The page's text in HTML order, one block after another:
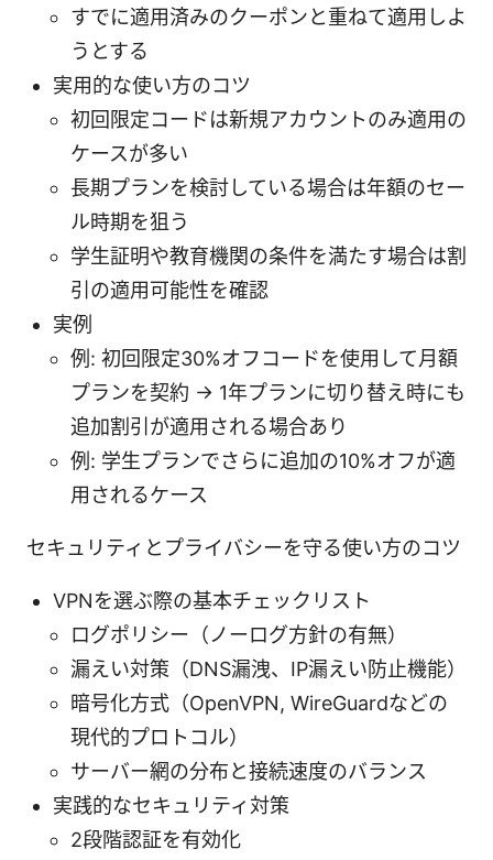
すでに適用済みのクーポンと重ねて適用しよ
うとする
実用的な使い方のコツ
初回限定コードは新規アカウントのみ適用の
ケースが多い
長期プランを検討している場合は年額のセー
ル時期を狙う
学生証明や教育機関の条件を満たす場合は割
引の適用可能性を確認
実例
例: 初回限定30%オフコードを使用して月額
プランを契約 → 1年プランに切り替え時にも
追加割引が適用される場合あり
例: 学生プランでさらに追加の10%オフが適
用されるケース
セキュリティとプライバシーを守る使い方のコツ
VPNを選ぶ際の基本チェックリスト
ログポリシー（ノーログ方針の有無）
漏えい対策（DNS漏洩、IP漏えい防止機能）
暗号化方式（OpenVPN, WireGuardなどの
現代的プロトコル）
サーバー網の分布と接続速度のバランス
実践的なセキュリティ対策
2段階認証を有効化